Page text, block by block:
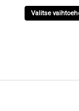
Valitse